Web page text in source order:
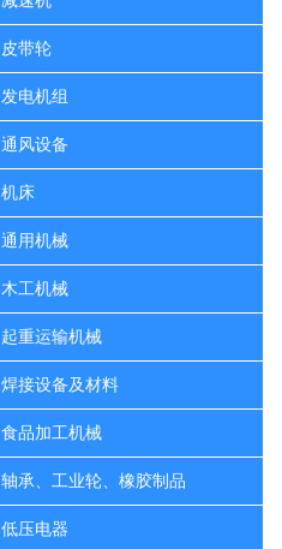
皮带轮
发电机组
通风设备
机床
通用机械
木工机械
起重运输机械
焊接设备及材料
食品加工机械
轴承、工业轮、橡胶制品
低压电器